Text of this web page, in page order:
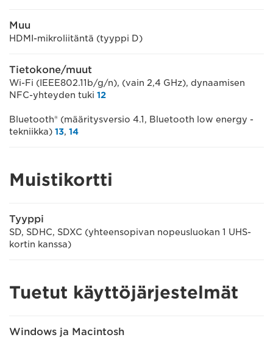
Muu
HDMI-mikroliitäntä (tyyppi D)
Tietokone/muut
Wi-Fi (IEEE802.11b/g/n), (vain 2,4 GHz), dynaamisen
NFC-yhteyden tuki 12
Bluetooth® (määritysversio 4.1, Bluetooth low energy -
tekniikka) 13, 14
Muistikortti
Tyyppi
SD, SDHC, SDXC (yhteensopivan nopeusluokan 1 UHS-
kortin kanssa)
Tuetut käyttöjärjestelmät
Windows ja Macintosh